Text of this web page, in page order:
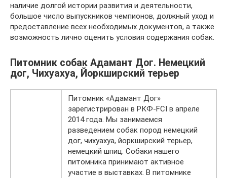
наличие долгой истории развития и деятельности,
большое число выпускников чемпионов, должный уход и
предоставление всех необходимых документов, а также
возможность лично оценить условия содержания собак.
Питомник собак Адамант Дог. Немецкий
дог, Чихуахуа, Йоркширский терьер
Питомник «Адамант Дог»
зарегистрирован в РКФ-FCI в апреле
2014 года. Мы занимаемся
разведением собак пород немецкий
дог, чихуахуа, йоркширский терьер,
немецкий шпиц. Собаки нашего
питомника принимают активное
участие в выставках. В питомнике